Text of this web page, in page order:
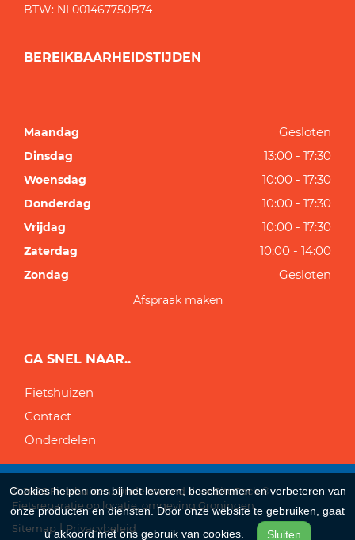
BTW: NL001467750B74
BEREIKBAARHEIDSTIJDEN
Maandag Gesloten
Dinsdag 13:00 - 17:30
Woensdag 10:00 - 17:30
Donderdag 10:00 - 17:30
Vrijdag 10:00 - 17:30
Zaterdag 10:00 - 14:00
Zondag Gesloten
Afspraak maken
GA SNEL NAAR..
Fietshuizen
Contact
Onderdelen
© 2026 Fietshuizen. Ondersteund doorSitePack ®
Fietsreparatie op locatie, omgeving Groningen
Sitemap
Privacybeleid
Cookies helpen ons bij het leveren, beschermen en verbeteren van
onze producten en diensten. Door onze website te gebruiken, gaat
u akkoord met ons gebruik van cookies.
Sluiten